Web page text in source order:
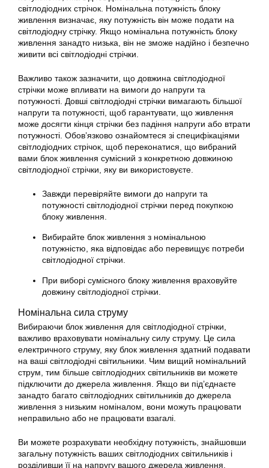
світлодіодних стрічок. Номінальна потужність блоку
живлення визначає, яку потужність він може подати на
світлодіодну стрічку. Якщо номінальна потужність блоку
живлення занадто низька, він не зможе надійно і безпечно
живити всі світлодіодні стрічки.
Важливо також зазначити, що довжина світлодіодної
стрічки може впливати на вимоги до напруги та
потужності. Довші світлодіодні стрічки вимагають більшої
напруги та потужності, щоб гарантувати, що живлення
може досягти кінця стрічки без падіння напруги або втрати
потужності. Обов’язково ознайомтеся зі специфікаціями
світлодіодних стрічок, щоб переконатися, що вибраний
вами блок живлення сумісний з конкретною довжиною
світлодіодної стрічки, яку ви використовуєте.
Завжди перевіряйте вимоги до напруги та
потужності світлодіодної стрічки перед покупкою
блоку живлення.
Вибирайте блок живлення з номінальною
потужністю, яка відповідає або перевищує потреби
світлодіодної стрічки.
При виборі сумісного блоку живлення враховуйте
довжину світлодіодної стрічки.
Номінальна сила струму
Вибираючи блок живлення для світлодіодної стрічки,
важливо враховувати номінальну силу струму. Це сила
електричного струму, яку блок живлення здатний подавати
на ваші світлодіодні світильники. Чим вищий номінальний
струм, тим більше світлодіодних світильників ви можете
підключити до джерела живлення. Якщо ви під’єднаєте
занадто багато світлодіодних світильників до джерела
живлення з низьким номіналом, вони можуть працювати
неправильно або не працювати взагалі.
Ви можете розрахувати необхідну потужність, знайшовши
загальну потужність ваших світлодіодних світильників і
розділивши її на напругу вашого джерела живлення.